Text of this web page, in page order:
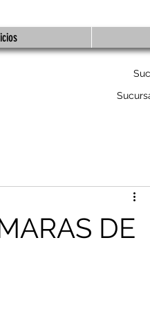
DE